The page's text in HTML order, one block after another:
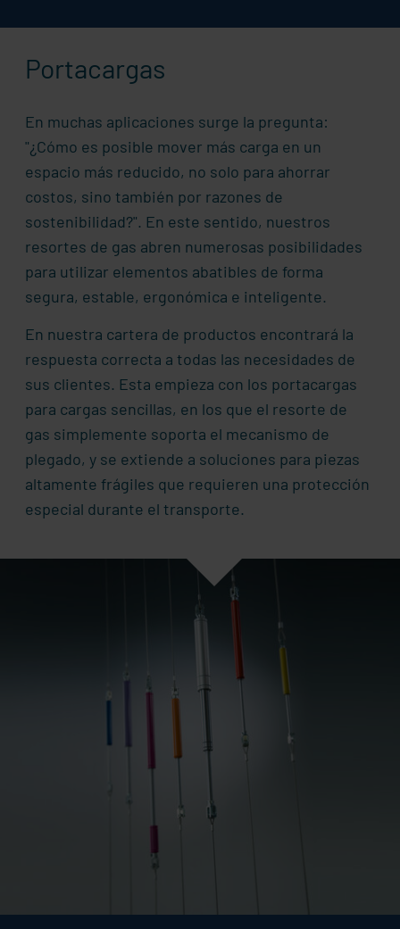
Portacargas
En muchas aplicaciones surge la pregunta:
"¿Cómo es posible mover más carga en un
espacio más reducido, no solo para ahorrar
costos, sino también por razones de
sostenibilidad?". En este sentido, nuestros
resortes de gas abren numerosas posibilidades
para utilizar elementos abatibles de forma
segura, estable, ergonómica e inteligente.
En nuestra cartera de productos encontrará la
respuesta correcta a todas las necesidades de
sus clientes. Esta empieza con los portacargas
para cargas sencillas, en los que el resorte de
gas simplemente soporta el mecanismo de
plegado, y se extiende a soluciones para piezas
altamente frágiles que requieren una protección
especial durante el transporte.